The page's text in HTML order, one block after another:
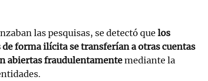
las pesquisas, se detectó que los
forma ilícita se transferían a otras cuentas
abiertas fraudulentamentemediante la